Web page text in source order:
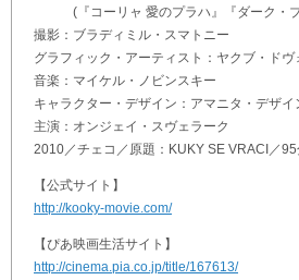
(『コーリャ 愛のプラハ』『ダーク・
撮影：ブラディミル・スマトニー
グラフィック・アーティスト：ヤクブ・ドヴ
音楽：マイケル・ノビンスキー
キャラクター・デザイン：アマニタ・デザイ
主演：オンジェイ・スヴェラーク
2010／チェコ／原題：KUKY SE VRACI／
【公式サイト】
http://kooky-movie.com/
【ぴあ映画生活サイト】
http://cinema.pia.co.jp/title/167613/